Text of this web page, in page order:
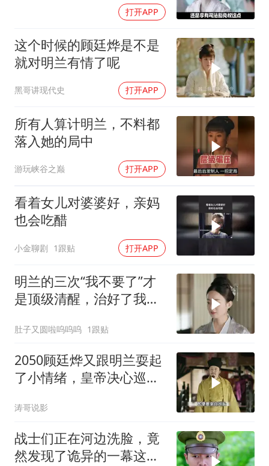
浙江台州《告全体市民书》
香港宏福苑火灾或由烟头引起
人民的健康、体质、幸福一脉相承
打开APP
这个时候的顾廷烨是不是
就对明兰有情了呢
黑哥讲现代史 打开APP
所有人算计明兰，不料都
落入她的局中
游玩峡谷之巅 打开APP
看着女儿对婆婆好，亲妈
也会吃醋
小金聊剧 1跟贴 打开APP
明兰的三次“我不要了”才
是顶级清醒，治好了我的
肚子又圆啦呜呜呜 1跟贴
2050顾廷烨又跟明兰耍起
了小情绪，皇帝决心巡查
涛哥说影
战士们正在河边洗脸，竟
然发现了诡异的一幕这下